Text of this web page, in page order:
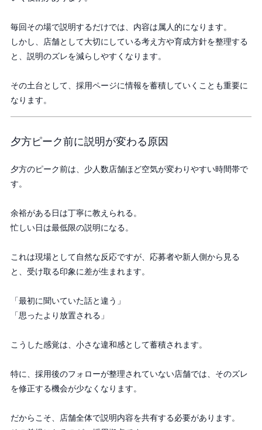
毎回その場で説明するだけでは、内容は属人的になります。
しかし、店舗として大切にしている考え方や育成方針を整理する
と、説明のズレを減らしやすくなります。
その土台として、採用ページに情報を蓄積していくことも重要に
なります。
夕方ピーク前に説明が変わる原因
夕方のピーク前は、少人数店舗ほど空気が変わりやすい時間帯で
す。
余裕がある日は丁寧に教えられる。
忙しい日は最低限の説明になる。
これは現場として自然な反応ですが、応募者や新人側から見る
と、受け取る印象に差が生まれます。
「最初に聞いていた話と違う」
「思ったより放置される」
こうした感覚は、小さな違和感として蓄積されます。
特に、採用後のフォローが整理されていない店舗では、そのズレ
を修正する機会が少なくなります。
だからこそ、店舗全体で説明内容を共有する必要があります。